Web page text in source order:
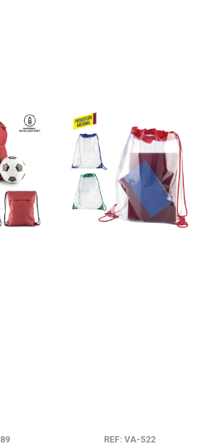
REF: VA-522